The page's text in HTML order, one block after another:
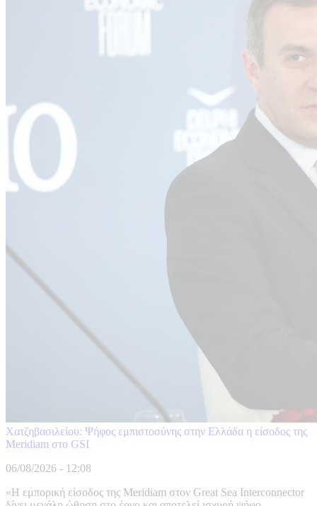
Χατζηβασιλείου: Ψήφος εμπιστοσύνης στην Ελλάδα η είσοδος της
Meridiam στο GSI
06/08/2026 - 12:08
«Η εμπορική είσοδος της Meridiam στον Great Sea Interconnector